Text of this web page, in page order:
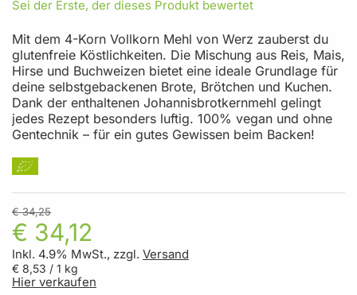
Sei der Erste, der dieses Produkt bewertet
Mit dem 4-Korn Vollkorn Mehl von Werz zauberst du
glutenfreie Köstlichkeiten. Die Mischung aus Reis, Mais,
Hirse und Buchweizen bietet eine ideale Grundlage für
deine selbstgebackenen Brote, Brötchen und Kuchen.
Dank der enthaltenen Johannisbrotkernmehl gelingt
jedes Rezept besonders luftig. 100% vegan und ohne
Gentechnik – für ein gutes Gewissen beim Backen!
€ 34,12
€ 34,25
Inkl. 4.9% MwSt., zzgl. Versand
€ 8,53 / 1 kg
Hier verkaufen